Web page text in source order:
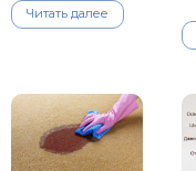
Читать далее